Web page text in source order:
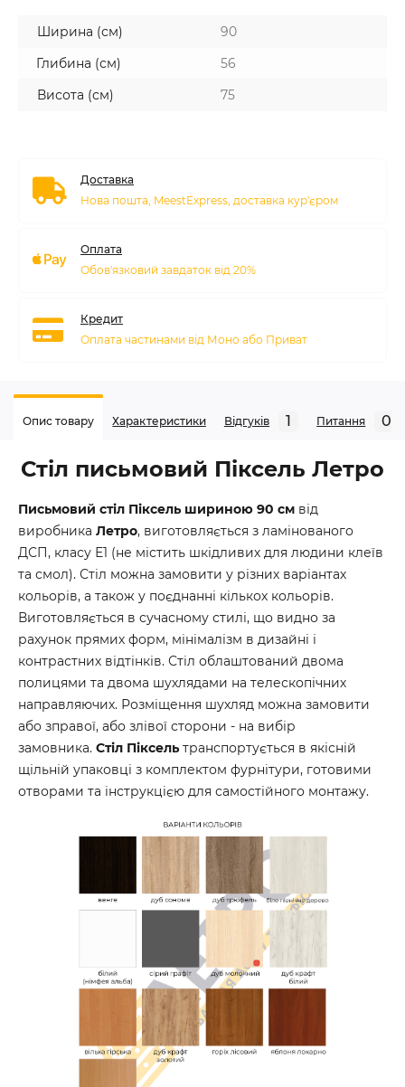
Ширина (см)
90
Глибина (см)
56
Висота (см)
75
Доставка
Нова пошта, MeestExpress, доставка кур'єром
Оплата
Обов'язковий завдаток від 20%
Кредит
Оплата частинами від Моно або Приват
Опис товару Характеристики Відгуків 1 Питання 0
Стіл письмовий Піксель Летро
Письмовий стіл Піксель шириною 90 см від
виробника Летро, виготовляється з ламінованого
ДСП, класу Е1 (не містить шкідливих для людини клеїв
та смол). Стіл можна замовити у різних варіантах
кольорів, а також у поєднанні кількох кольорів.
Виготовляється в сучасному стилі, що видно за
рахунок прямих форм, мінімалізм в дизайні і
контрастних відтінків. Стіл облаштований двома
полицями та двома шухлядами на телескопічних
направляючих. Розміщення шухляд можна замовити
або зправої, або злівої сторони - на вибір
замовника. Стіл Піксель транспортується в якісній
щільній упаковці з комплектом фурнітури, готовими
отворами та інструкцією для самостійного монтажу.